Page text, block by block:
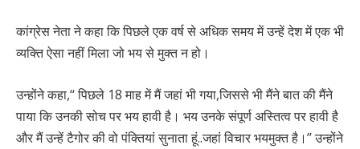
कांग्रेस नेता ने कहा कि पिछले एक वर्ष से अधिक समय में उन्हें देश में एक भी
व्यक्ति ऐसा नहीं मिला जो भय से मुक्त न हो।
उन्होंने कहा,‘‘ पिछले 18 माह में मैं जहां भी गया,जिससे भी मैंने बात की मैंने
पाया कि उनकी सोच पर भय हावी है। भय उनके संपूर्ण अस्तित्व पर हावी है
और मैं उन्हें टैगोर की वो पंक्तियां सुनाता हूं..जहां विचार भयमुक्त है।’’ उन्होंने